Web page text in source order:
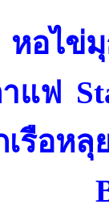
หอไข่
แฟ
เรือหลุ